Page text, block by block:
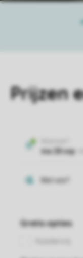
Prijzen